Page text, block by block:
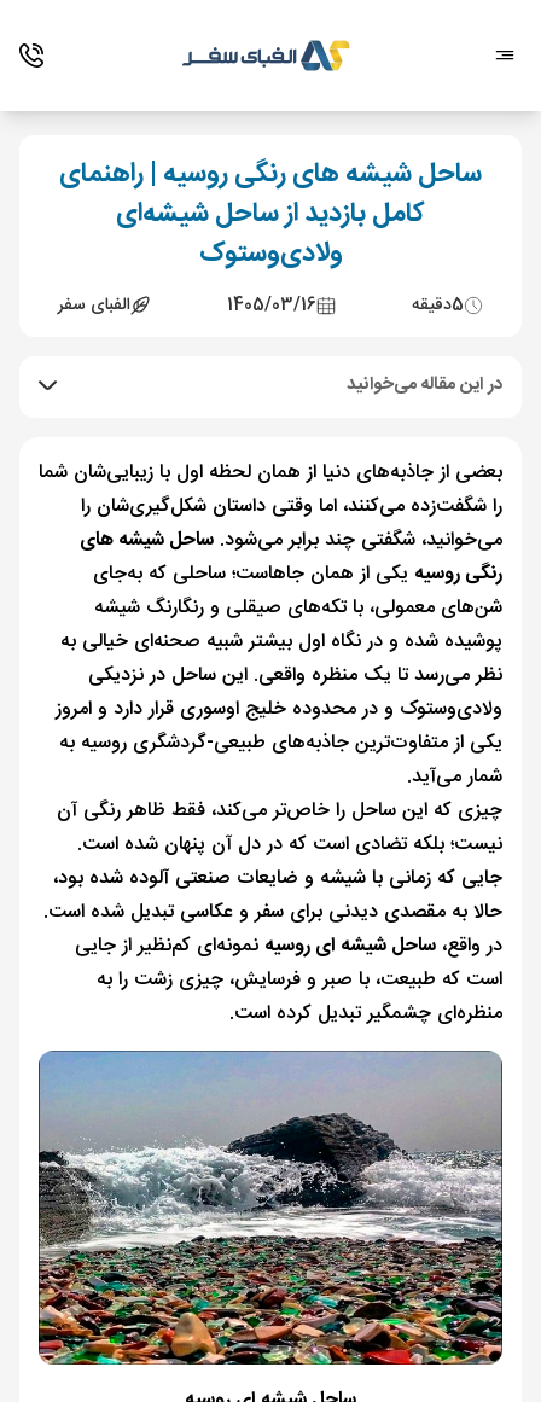
ساحل شیشه های رنگی روسیه | راهنمای
کامل بازدید از ساحل شیشه‌ای
ولادی‌وستوک
5دقیقه 1405/03/16 الفبای سفر
در این مقاله می‌خوانید
بعضی از جاذبه‌های دنیا از همان لحظه اول با زیبایی‌شان شما
را شگفت‌زده می‌کنند، اما وقتی داستان شکل‌گیری‌شان را
می‌خوانید، شگفتی چند برابر می‌شود. ساحل شیشه های
رنگی روسیه یکی از همان جاهاست؛ ساحلی که به‌جای
شن‌های معمولی، با تکه‌های صیقلی و رنگارنگ شیشه
پوشیده شده و در نگاه اول بیشتر شبیه صحنه‌ای خیالی به
نظر می‌رسد تا یک منظره واقعی. این ساحل در نزدیکی
ولادی‌وستوک و در محدوده خلیج اوسوری قرار دارد و امروز
یکی از متفاوت‌ترین جاذبه‌های طبیعی-گردشگری روسیه به
شمار می‌آید.
چیزی که این ساحل را خاص‌تر می‌کند، فقط ظاهر رنگی آن
نیست؛ بلکه تضادی است که در دل آن پنهان شده است.
جایی که زمانی با شیشه و ضایعات صنعتی آلوده شده بود،
حالا به مقصدی دیدنی برای سفر و عکاسی تبدیل شده است.
در واقع، ساحل شیشه ای روسیه نمونه‌ای کم‌نظیر از جایی
است که طبیعت، با صبر و فرسایش، چیزی زشت را به
منظره‌ای چشمگیر تبدیل کرده است.